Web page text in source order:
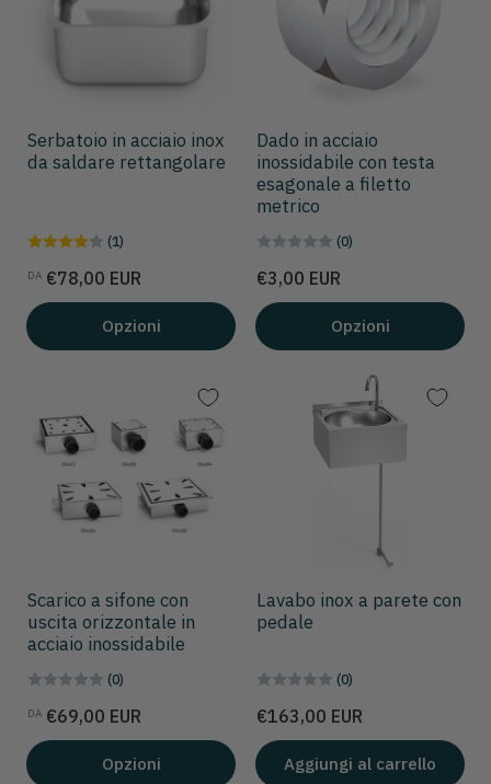
Serbatoio in acciaio inox
da saldare rettangolare
(1)
Prezzo
DA €78,00 EUR
Opzioni
Dado in acciaio
inossidabile con testa
esagonale a filetto
metrico
(0)
Prezzo
€3,00 EUR
Opzioni
Scarico a sifone con
uscita orizzontale in
acciaio inossidabile
(0)
Prezzo
DA €69,00 EUR
Opzioni
Lavabo inox a parete con
pedale
(0)
Prezzo
€163,00 EUR
Aggiungi al carrello